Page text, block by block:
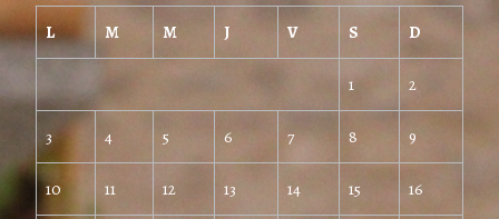
L M M J V S D
1 2
3 4 5 6 7 8 9
10 11 12 13 14 15 16